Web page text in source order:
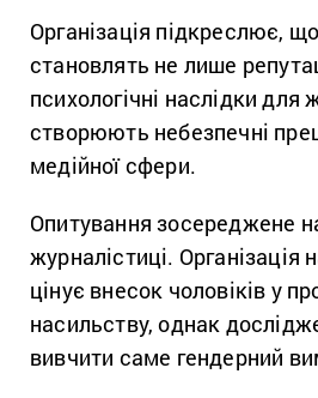
Організація підкреслює,
становлять не лише
психологічні наслідки для
створюють небезпечні
медійної сфери.
Опитування зосереджене
журналістиці. Організація
цінує внесок чоловіків у
насильству, однак
вивчити саме гендерний